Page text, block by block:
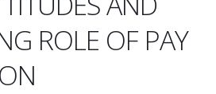
ROLE OF PAY